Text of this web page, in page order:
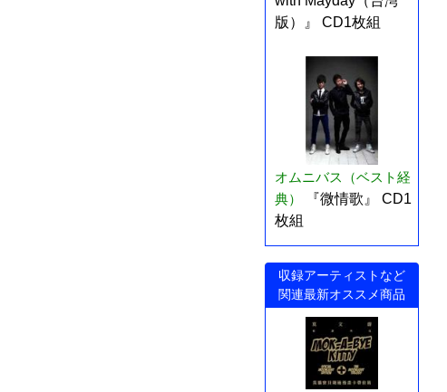
版）』 CD1枚組
オムニバス（ベスト経
典）
『微情歌』 CD1
枚組
収録アーティストなど
関連最新オススメ商品